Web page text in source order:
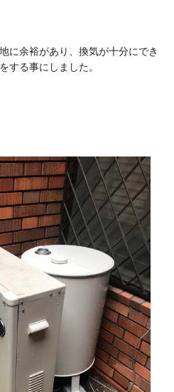
に余裕があり、換気が十分にでき
する事にしました。